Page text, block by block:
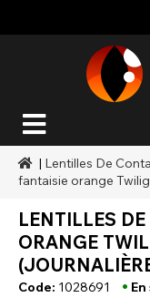
| Lentilles De
fantaisie orange
LENTILLES
ORANGE
Code: 1028691 •